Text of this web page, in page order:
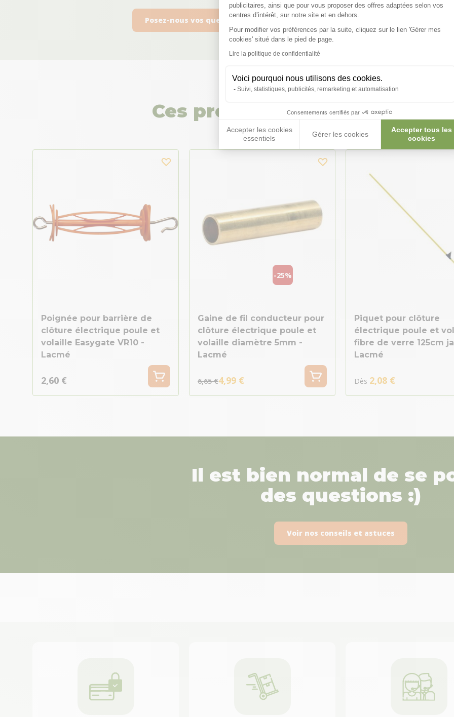
publicitaires, ainsi que pour vous proposer des offres adaptées selon vos
centres d’intérêt, sur notre site et en dehors.
Pour modifier vos préférences par la suite, cliquez sur le lien 'Gérer mes
cookies' situé dans le pied de page.
Lire la politique de confidentialité
Voici pourquoi nous utilisons des cookies.
Suivi, statistiques, publicités, remarketing et automatisation
Consentements certifiés par
Accepter les cookies
essentiels
Gérer les cookies
Accepter tous les
cookies
Axeptio consent
Posez-nous vos questions
Ces produits peuvent vous
Poignée pour barrière de
clôture électrique poule et
volaille Easygate VR10 -
Lacmé
2,60 €
-25%
Gaine de fil conducteur pour
clôture électrique poule et
volaille diamètre 5mm -
Lacmé
6,65 €4,99 €
Piquet pour clôture
électrique poule et
fibre de verre 125cm
Lacmé
Dès 2,08 €
Il est bien normal de se
des questions :)
Voir nos conseils et astuces